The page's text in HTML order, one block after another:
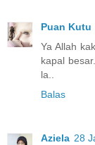
Puan Kutu
Ya Allah
kapal
la..
Balas
Aziela 28